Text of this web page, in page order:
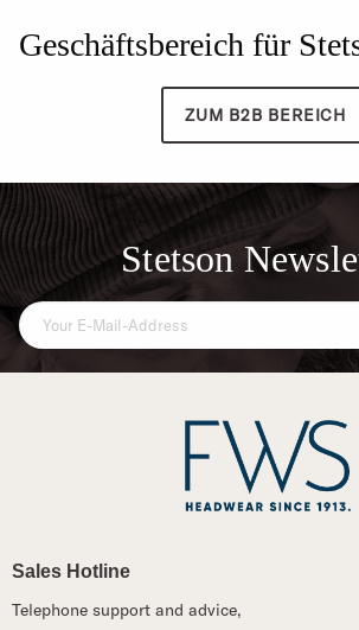
Geschäftsbereich für
ZUM B2B BEREICH
Stetson
Sales Hotline
Telephone support and advice,